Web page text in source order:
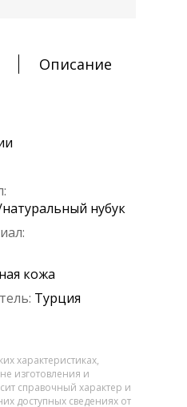
Описание
нубук
кожа
Турция
характеристиках,
изготовления и
справочный характер и
доступных сведениях от